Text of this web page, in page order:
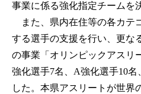
事業に係る強化指定チームを
また、県内在住等の各カテ
する選手の支援を行い、更な
の事業「オリンピックアスリ
強化選手7名、A強化選手10名
した。本県アスリートが世界